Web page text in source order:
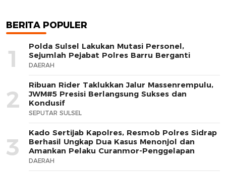
BERITA POPULER
1
Polda Sulsel Lakukan Mutasi Personel,
Sejumlah Pejabat Polres Barru Berganti
DAERAH
2
Ribuan Rider Taklukkan Jalur Massenrempulu,
JWM#5 Presisi Berlangsung Sukses dan
Kondusif
SEPUTAR SULSEL
3
Kado Sertijab Kapolres, Resmob Polres Sidrap
Berhasil Ungkap Dua Kasus Menonjol dan
Amankan Pelaku Curanmor-Penggelapan
DAERAH